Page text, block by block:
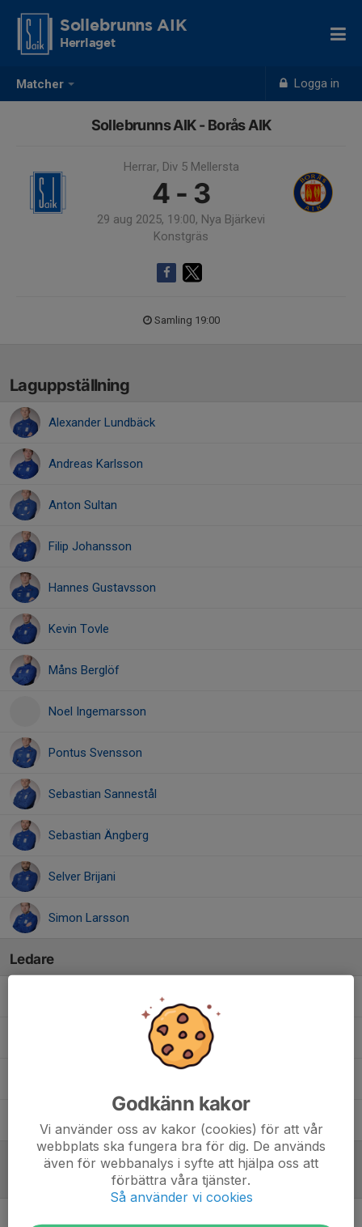
Matcher Logga in
Sollebrunns AIK
Herrlaget
Sollebrunns AIK - Borås AIK
Herrar, Div 5 Mellersta
4 - 3
29 aug 2025, 19:00, Nya Bjärkevi
Konstgräs
Samling 19:00
Laguppställning
Alexander Lundbäck
Andreas Karlsson
Anton Sultan
Filip Johansson
Hannes Gustavsson
Kevin Tovle
Måns Berglöf
Noel Ingemarsson
Pontus Svensson
Sebastian Sannestål
Sebastian Ängberg
Selver Brijani
Simon Larsson
Ledare
Andreas GustavssonAssisterande tränare
Lagledare
Godkänn kakor
Vi använder oss av kakor (cookies) för att vår
webbplats ska fungera bra för dig. De används
även för webbanalys i syfte att hjälpa oss att
förbättra våra tjänster.
Så använder vi cookies